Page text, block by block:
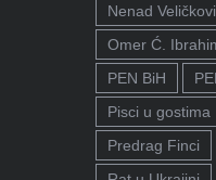
Nenad
Omer Ć.
PEN BiH
Pisci u gostima
Predrag Finci